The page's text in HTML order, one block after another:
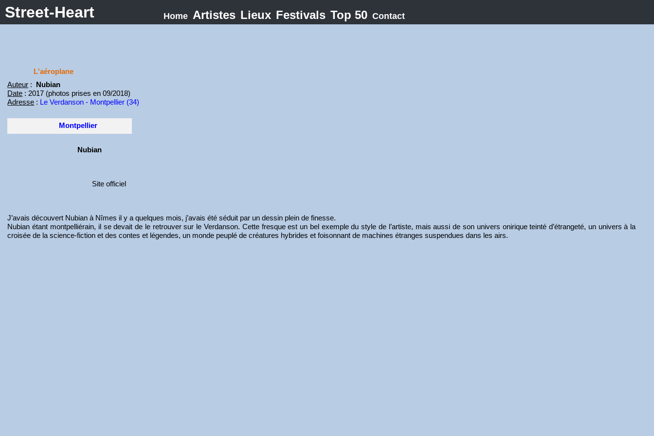
Street-Heart Home Artistes Lieux Festivals Top 50 Contact
L'aéroplane
Auteur : Nubian
Date : 2017 (photos prises en 09/2018)
Adresse : Le Verdanson - Montpellier (34)
Montpellier
Nubian
Site officiel
J’avais découvert Nubian à Nîmes il y a quelques mois, j’avais été séduit par un dessin plein de finesse.
Nubian étant montpelliérain, il se devait de le retrouver sur le Verdanson. Cette fresque est un bel exemple du style de l’artiste, mais aussi de son univers onirique teinté d’étrangeté, un univers à la
croisée de la science-fiction et des contes et légendes, un monde peuplé de créatures hybrides et foisonnant de machines étranges suspendues dans les airs.